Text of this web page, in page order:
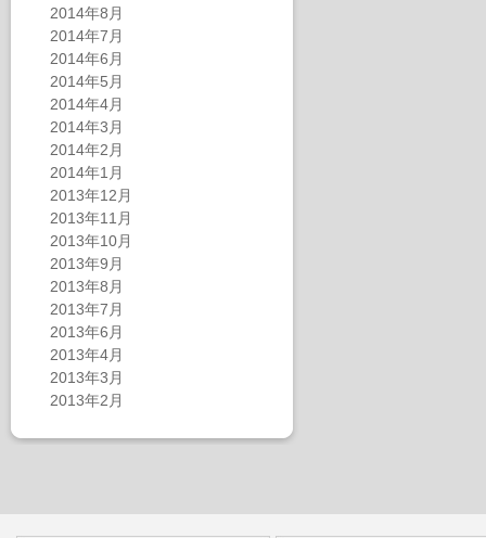
2014年8月
2014年7月
2014年6月
2014年5月
2014年4月
2014年3月
2014年2月
2014年1月
2013年12月
2013年11月
2013年10月
2013年9月
2013年8月
2013年7月
2013年6月
2013年4月
2013年3月
2013年2月